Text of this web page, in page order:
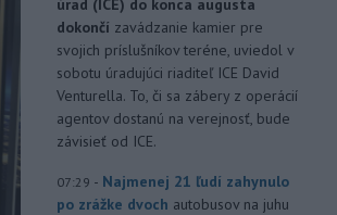
úrad (ICE) do konca augusta
dokončí zavádzanie kamier pre
svojich príslušníkov teréne, uviedol v
sobotu úradujúci riaditeľ ICE David
Venturella. To, či sa zábery z operácií
agentov dostanú na verejnosť, bude
závisieť od ICE.
07:29 - Najmenej 21 ľudí zahynulo
po zrážke dvoch autobusov na juhu